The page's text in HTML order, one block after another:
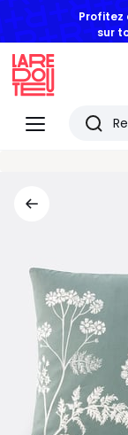
Profitez
sur
Menu
Redoute